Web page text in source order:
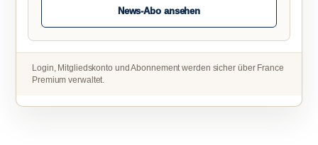
News-Abo ansehen
Login, Mitgliedskonto und Abonnement werden sicher über France
Premium verwaltet.